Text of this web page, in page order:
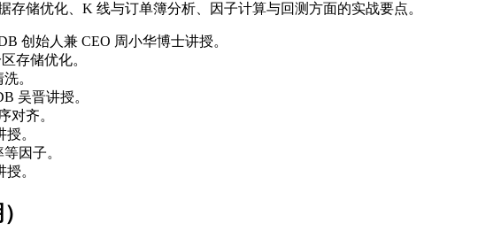
储优化、K 线与订单簿分析、因子计算与回测方面的实战要点。
创始人兼 CEO 周小华博士讲授。
存储优化。
。
吴晋讲授。
对齐。
。
因子。
。